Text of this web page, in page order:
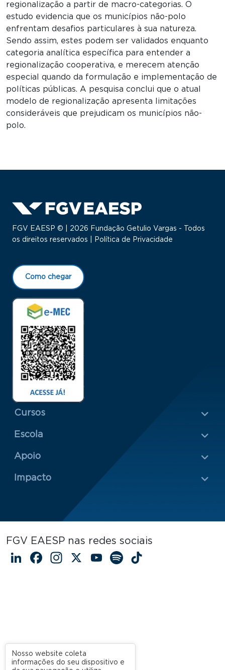
regionalização a partir de macro-categorias. O
estudo evidencia que os municípios não-polo
enfrentam desafios particulares à sua natureza.
Sendo assim, estes podem ser validados enquanto
categoria analítica específica para entender a
regionalização cooperativa, e merecem atenção
especial quando da formulação e implementação de
políticas públicas. A pesquisa conclui que o atual
modelo de regionalização apresenta limitações
consideráveis que prejudicam os municípios não-
polo.
FGV EAESP © | 2026 Fundação Getulio Vargas - Todos
os direitos reservados |
Política de Privacidade
Como chegar
Menu Rodapé 1
Cursos
Escola
Rodapé 2
Apoio
Impacto
FGV EAESP nas redes sociais
LinkedIn
Facebook
Instagram
X YouTube
Spotify
Nosso website coleta
informações do seu dispositivo e